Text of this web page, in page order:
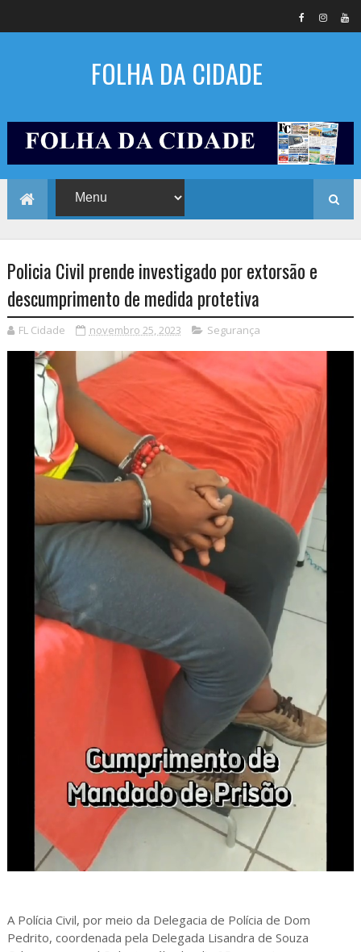
FOLHA DA CIDADE
Policia Civil prende investigado por extorsão e
descumprimento de medida protetiva
FL Cidade novembro 25, 2023 Segurança
A Polícia Civil, por meio da Delegacia de Polícia de Dom
Pedrito, coordenada pela Delegada Lisandra de Souza